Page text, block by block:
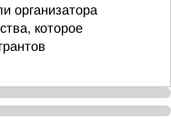
организатора
которое